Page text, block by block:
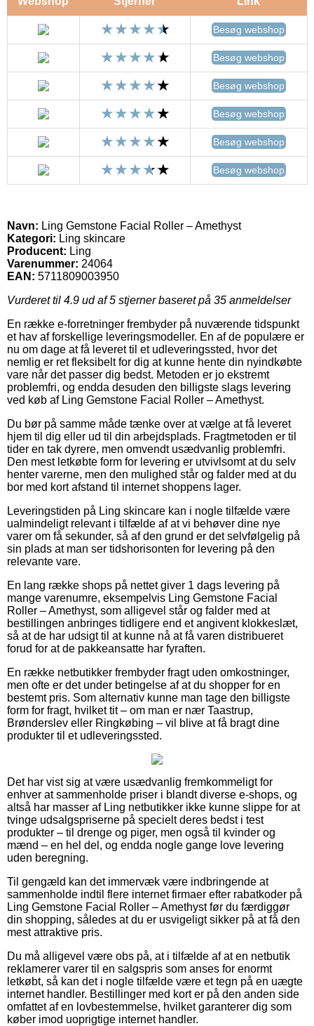
Besøg webshop
Besøg webshop
Besøg webshop
Besøg webshop
Besøg webshop
Besøg webshop
Navn: Ling Gemstone Facial Roller – Amethyst
Kategori: Ling skincare
Producent: Ling
Varenummer: 24064
EAN: 5711809003950
Vurderet til 4.9 ud af 5 stjerner baseret på 35 anmeldelser
En række e-forretninger frembyder på nuværende tidspunkt
et hav af forskellige leveringsmodeller. En af de populære er
nu om dage at få leveret til et udleveringssted, hvor det
nemlig er ret fleksibelt for dig at kunne hente din nyindkøbte
vare når det passer dig bedst. Metoden er jo ekstremt
problemfri, og endda desuden den billigste slags levering
ved køb af Ling Gemstone Facial Roller – Amethyst.
Du bør på samme måde tænke over at vælge at få leveret
hjem til dig eller ud til din arbejdsplads. Fragtmetoden er til
tider en tak dyrere, men omvendt usædvanlig problemfri.
Den mest letkøbte form for levering er utvivlsomt at du selv
henter varerne, men den mulighed står og falder med at du
bor med kort afstand til internet shoppens lager.
Leveringstiden på Ling skincare kan i nogle tilfælde være
ualmindeligt relevant i tilfælde af at vi behøver dine nye
varer om få sekunder, så af den grund er det selvfølgelig på
sin plads at man ser tidshorisonten for levering på den
relevante vare.
En lang række shops på nettet giver 1 dags levering på
mange varenumre, eksempelvis Ling Gemstone Facial
Roller – Amethyst, som alligevel står og falder med at
bestillingen anbringes tidligere end et angivent klokkeslæt,
så at de har udsigt til at kunne nå at få varen distribueret
forud for at de pakkeansatte har fyraften.
En række netbutikker frembyder fragt uden omkostninger,
men ofte er det under betingelse af at du shopper for en
bestemt pris. Som alternativ kunne man tage den billigste
form for fragt, hvilket tit – om man er nær Taastrup,
Brønderslev eller Ringkøbing – vil blive at få bragt dine
produkter til et udleveringssted.
Det har vist sig at være usædvanlig fremkommeligt for
enhver at sammenholde priser i blandt diverse e-shops, og
altså har masser af Ling netbutikker ikke kunne slippe for at
tvinge udsalgspriserne på specielt deres bedst i test
produkter – til drenge og piger, men også til kvinder og
mænd – en hel del, og endda nogle gange love levering
uden beregning.
Til gengæld kan det immervæk være indbringende at
sammenholde indtil flere internet firmaer efter rabatkoder på
Ling Gemstone Facial Roller – Amethyst før du færdiggør
din shopping, således at du er usvigeligt sikker på at få den
mest attraktive pris.
Du må alligevel være obs på, at i tilfælde af at en netbutik
reklamerer varer til en salgspris som anses for enormt
letkøbt, så kan det i nogle tilfælde være et tegn på en uægte
internet handler. Bestillinger med kort er på den anden side
omfattet af en lovbestemmelse, hvilket garanterer dig som
køber imod uoprigtige internet handler.